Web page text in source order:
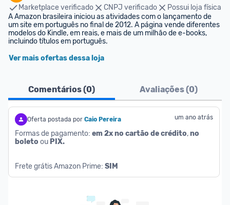
Marketplace verificado
CNPJ verificado
Possui loja física
A Amazon brasileira iniciou as atividades com o lançamento de
um site em português no final de 2012. A página vende diferentes
modelos do Kindle, em reais, e mais de um milhão de e-books,
incluindo títulos em português.
Ver mais ofertas dessa loja
Comentários (0) Avaliações (0)
Oferta postada por Caio Pereira um ano atrás
Formas de pagamento: em 2x no cartão de crédito, no
boleto ou PIX.
Frete grátis Amazon Prime: SIM